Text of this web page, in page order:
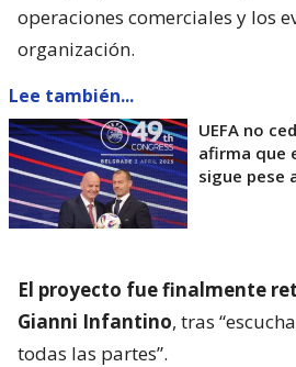
operaciones comerciales y los
organización.
Lee también...
UEFA no
afirma que
sigue pese
El proyecto fue finalmente
Gianni Infantino, tras
todas las partes”.